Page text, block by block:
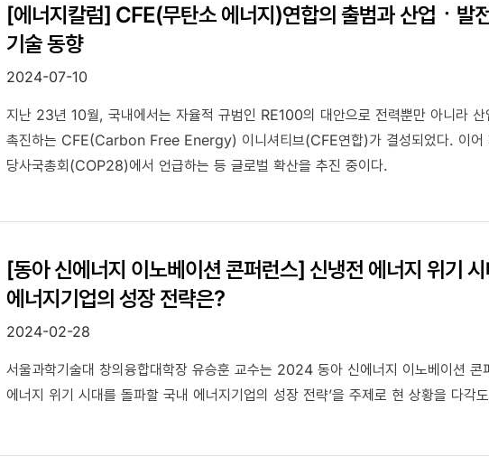
[에너지칼럼] CFE(무탄소 에너지)연합의 출범과 산업ㆍ발
기술 동향
2024-07-10
지난 23년 10월, 국내에서는 자율적 규범인 RE100의 대안으로 전력뿐만 아니라 산
촉진하는 CFE(Carbon Free Energy) 이니셔티브(CFE연합)가 결성되었다. 이어
당사국총회(COP28)에서 언급하는 등 글로벌 확산을 추진 중이다.
[동아 신에너지 이노베이션 콘퍼런스] 신냉전 에너지 위기
에너지기업의 성장 전략은?
2024-02-28
서울과학기술대 창의융합대학장 유승훈 교수는 2024 동아 신에너지 이노베이션 콘
에너지 위기 시대를 돌파할 국내 에너지기업의 성장 전략’을 주제로 현 상황을 다각